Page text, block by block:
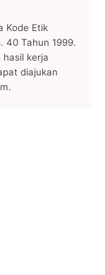
Kode Etik
40 Tahun 1999.
hasil kerja
diajukan